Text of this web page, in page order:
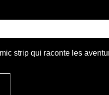
strip qui raconte les